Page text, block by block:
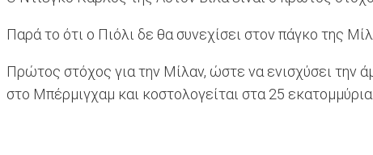
Παρά το ότι ο Πιόλι δε θα συνεχίσει στον πάγκο της
Πρώτος στόχος για την Μίλαν, ώστε να ενισχύσει την
στο Μπέρμιγχαμ και κοστολογείται στα 25